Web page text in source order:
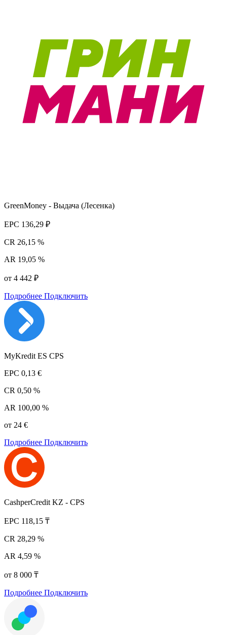
GreenMoney - Выдача (Лесенка)
EPC 136,29 ₽
CR 26,15 %
AR 19,05 %
от 4 442 ₽
Подробнее Подключить
MyKredit ES CPS
EPC 0,13 €
CR 0,50 %
AR 100,00 %
от 24 €
Подробнее Подключить
CashperCredit KZ - CPS
EPC 118,15 ₸
CR 28,29 %
AR 4,59 %
от 8 000 ₸
Подробнее Подключить